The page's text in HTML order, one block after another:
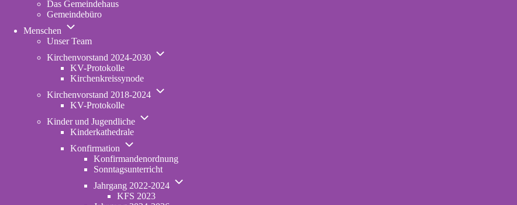
Das Gemeindehaus
Gemeindebüro
Menschen
Unternavigation
Menschen
Unser Team
Kirchenvorstand 2024-2030
Unternavigation
2030
KV-Protokolle
Kirchenkreissynode
Kirchenvorstand 2018-2024
Unternavigation
KV-Protokolle
Kinder und Jugendliche
Unternavigation
Jugendliche
Kinderkathedrale
Konfirmation
Unternavigation
Konfirmation
Konfirmandenordnung
Sonntagsunterricht
Jahrgang 2022-2024
Unternavigation
KFS 2023